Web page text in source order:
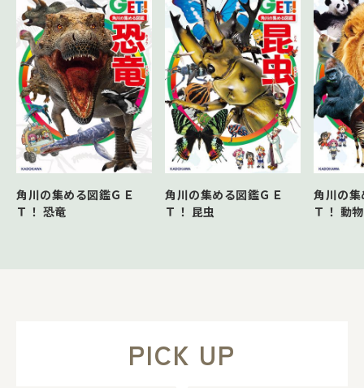
角川の集める図鑑ＧＥ
Ｔ！ 恐竜
角川の集める図鑑ＧＥ
Ｔ！ 昆虫
角川の
Ｔ！ 動物
PICK UP